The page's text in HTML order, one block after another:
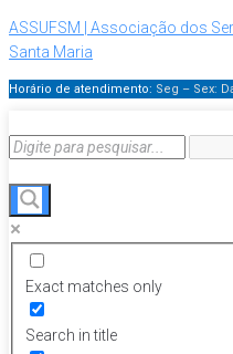
ASSUFSM | Associação dos
Santa Maria
Horário de atendimento: Seg – Sex:
Exact matches only
Search in title